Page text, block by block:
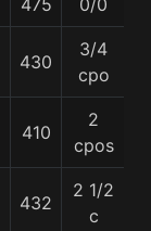
475 0/0
430
3/4
cpo
410
2
cpos
432
2 1/2
c